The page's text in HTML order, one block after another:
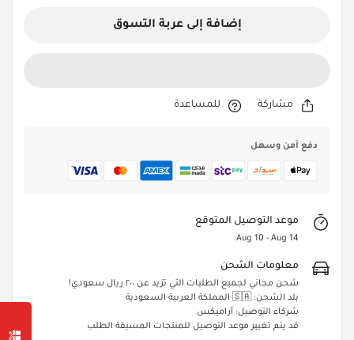
إضافة إلى عربة التسوق
مشاركة للمساعدة
دفع آمن وسهل
موعد التوصيل المتوقع
Aug 10 - Aug 14
معلومات الشحن
شحن مجاني لجميع الطلبات التي تزيد عن ٢٠٠ ريال سعودي!
بلد الشحن: 🇸🇦 المملكة العربية السعودية
شركاء التوصيل: أراميكس
قد يتم تغيير موعد التوصيل للمنتجات المسبقة الطلب